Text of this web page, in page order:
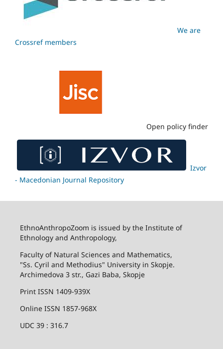
We are
Crossref members
Open policy finder
Izvor
- Macedonian Journal Repository
EthnoAnthropoZoom is issued by the Institute of
Ethnology and Anthropology,
Faculty of Natural Sciences and Mathematics,
"Ss. Cyril and Methodius" University in Skopje.
Archimedova 3 str., Gazi Baba, Skopje
Print ISSN 1409-939X
Online ISSN 1857-968X
UDC 39 : 316.7